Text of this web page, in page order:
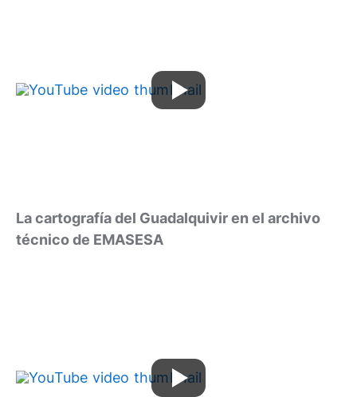
La cartografía del Guadalquivir en el archivo
técnico de EMASESA